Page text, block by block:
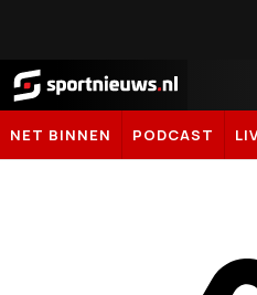
Sportnieuws.nl
NET BINNEN PODCAST